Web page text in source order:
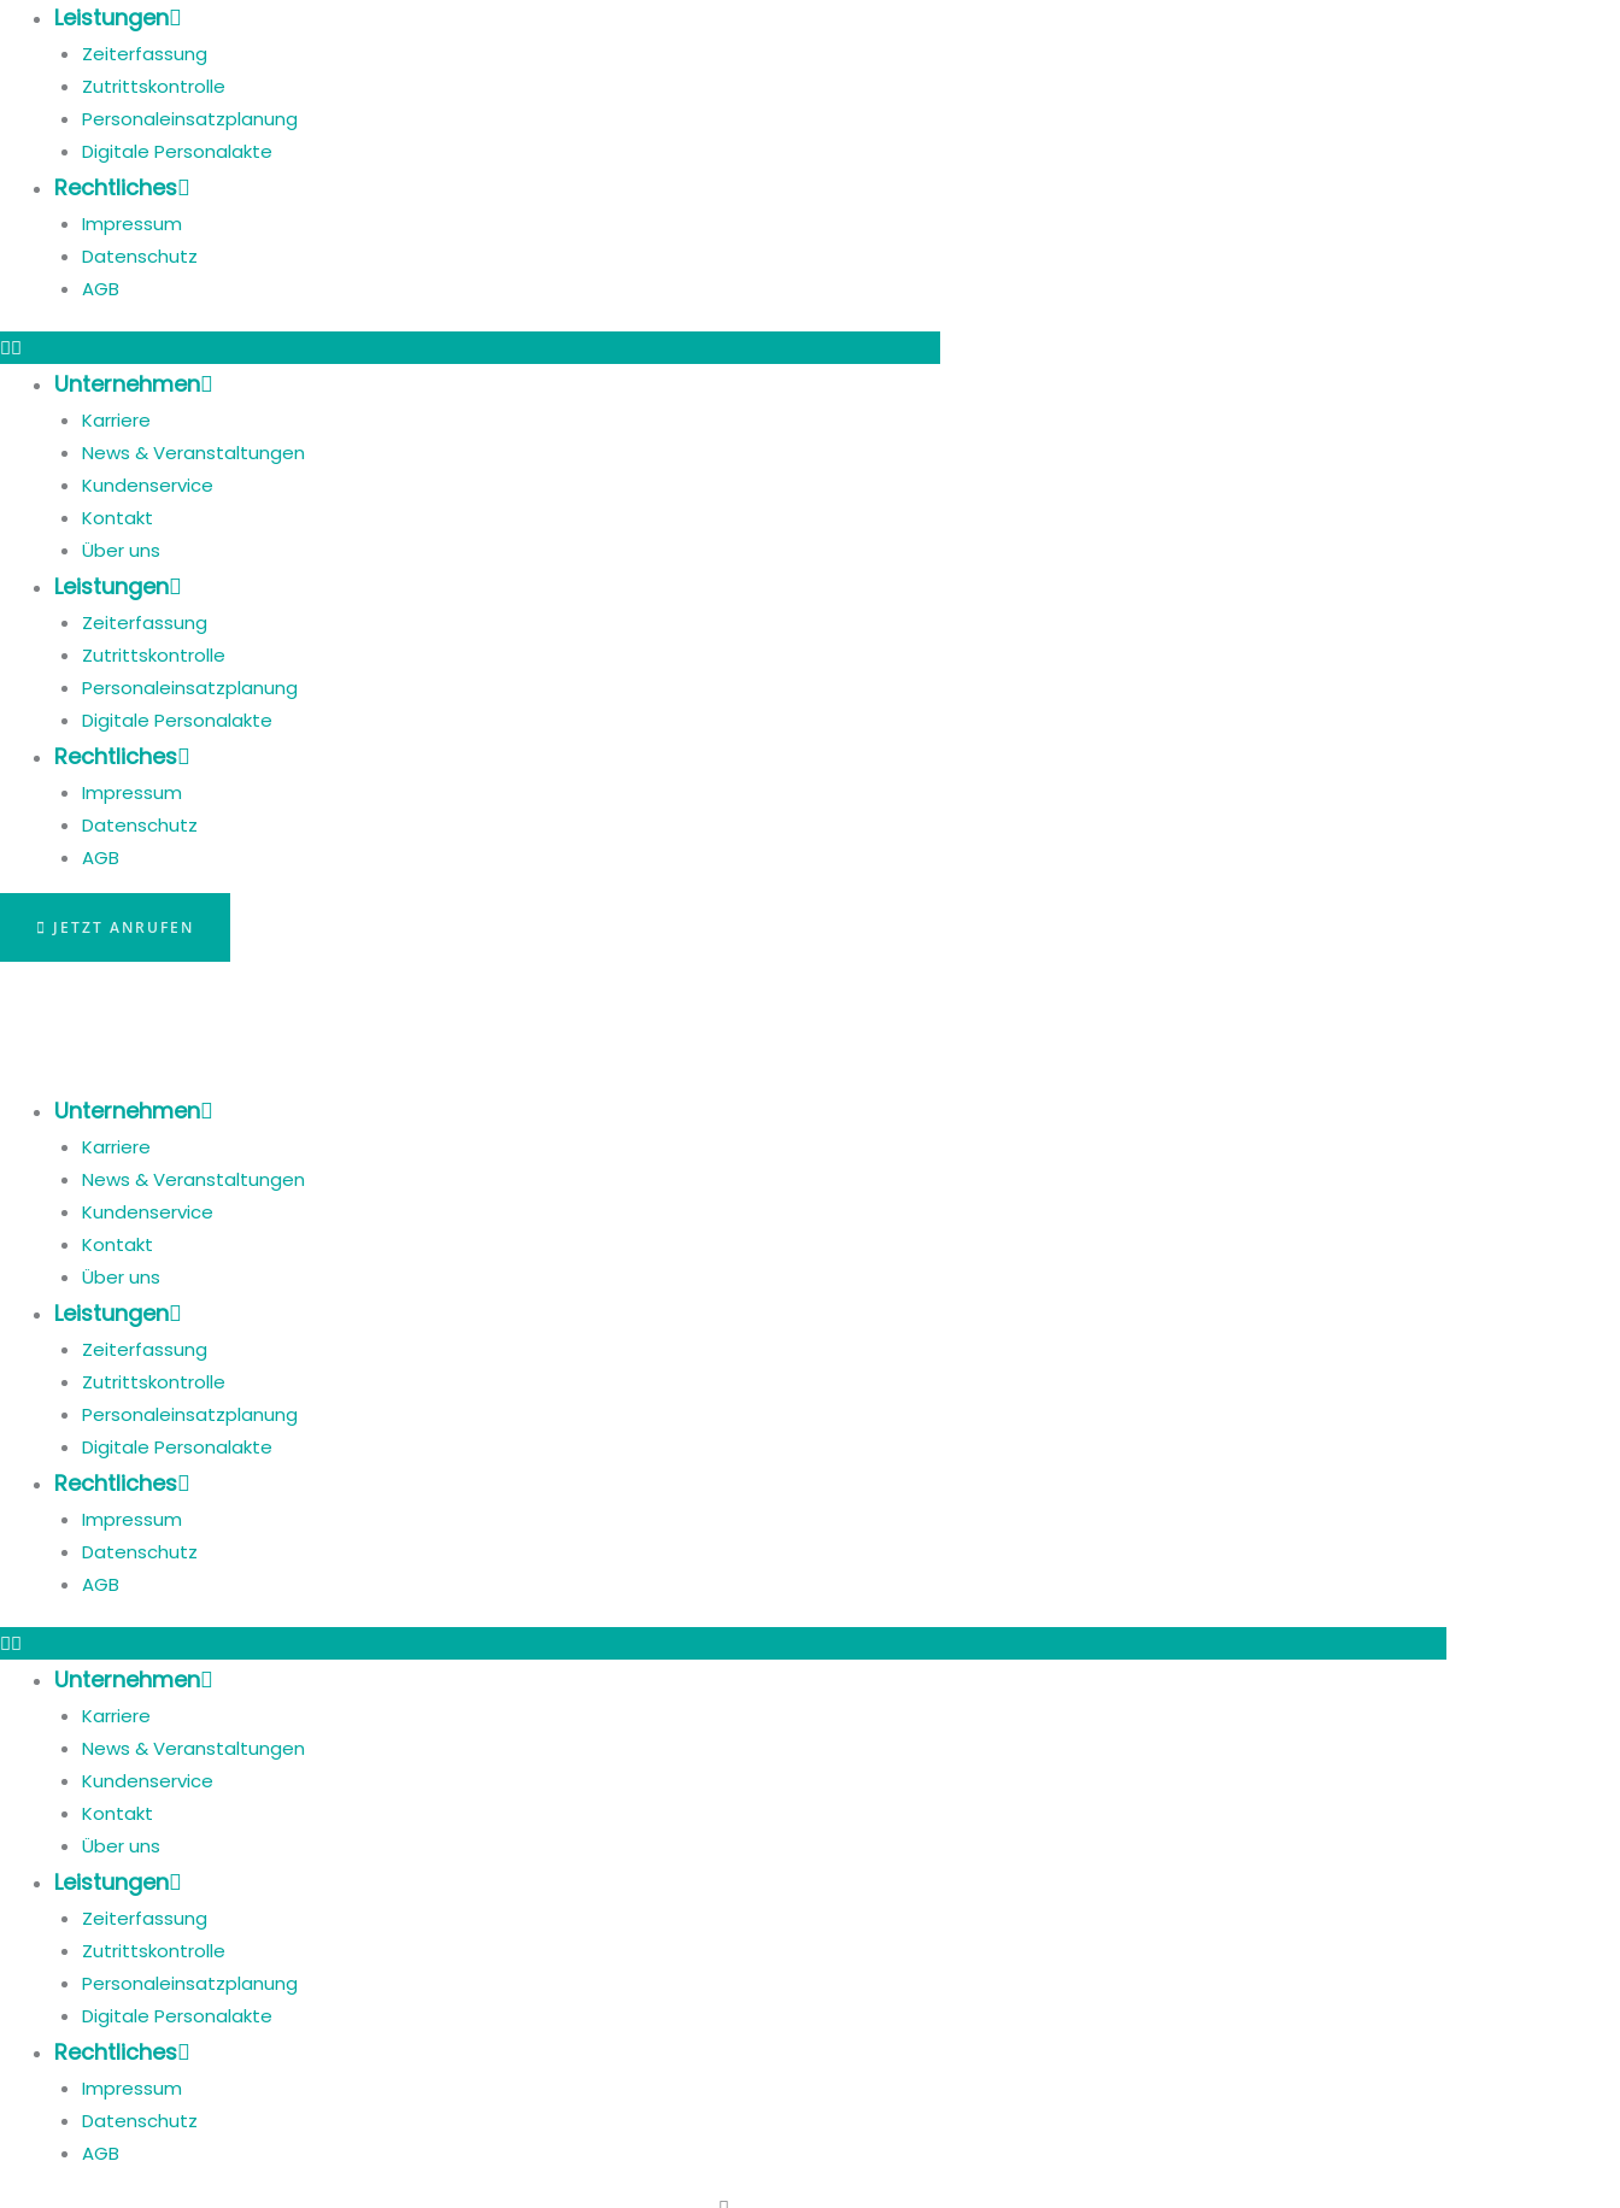
Leistungen
Zeiterfassung
Zutrittskontrolle
Personaleinsatzplanung
Digitale Personalakte
Rechtliches
Impressum
Datenschutz
AGB
Unternehmen
Karriere
News & Veranstaltungen
Kundenservice
Kontakt
Über uns
Leistungen
Zeiterfassung
Zutrittskontrolle
Personaleinsatzplanung
Digitale Personalakte
Rechtliches
Impressum
Datenschutz
AGB
JETZT ANRUFEN
Unternehmen
Karriere
News & Veranstaltungen
Kundenservice
Kontakt
Über uns
Leistungen
Zeiterfassung
Zutrittskontrolle
Personaleinsatzplanung
Digitale Personalakte
Rechtliches
Impressum
Datenschutz
AGB
Unternehmen
Karriere
News & Veranstaltungen
Kundenservice
Kontakt
Über uns
Leistungen
Zeiterfassung
Zutrittskontrolle
Personaleinsatzplanung
Digitale Personalakte
Rechtliches
Impressum
Datenschutz
AGB